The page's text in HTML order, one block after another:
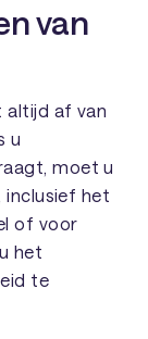
van
altijd af van
u
moet u
inclusief het
of voor
het
te